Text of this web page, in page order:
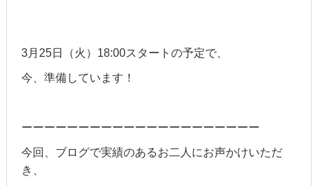
3月25日（火）18:00スタートの予定で、
今、準備しています！
ーーーーーーーーーーーーーーーーーーーーー
今回、ブログで実績のあるお二人にお声かけいただ
き、